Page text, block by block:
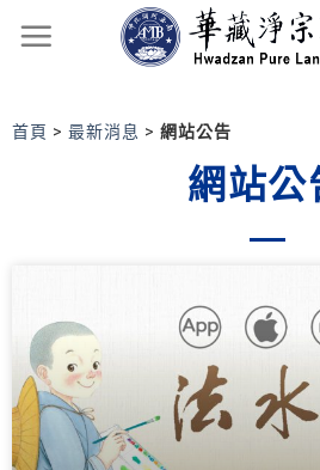
首頁 > 最新消息 > 網站公告
網站公